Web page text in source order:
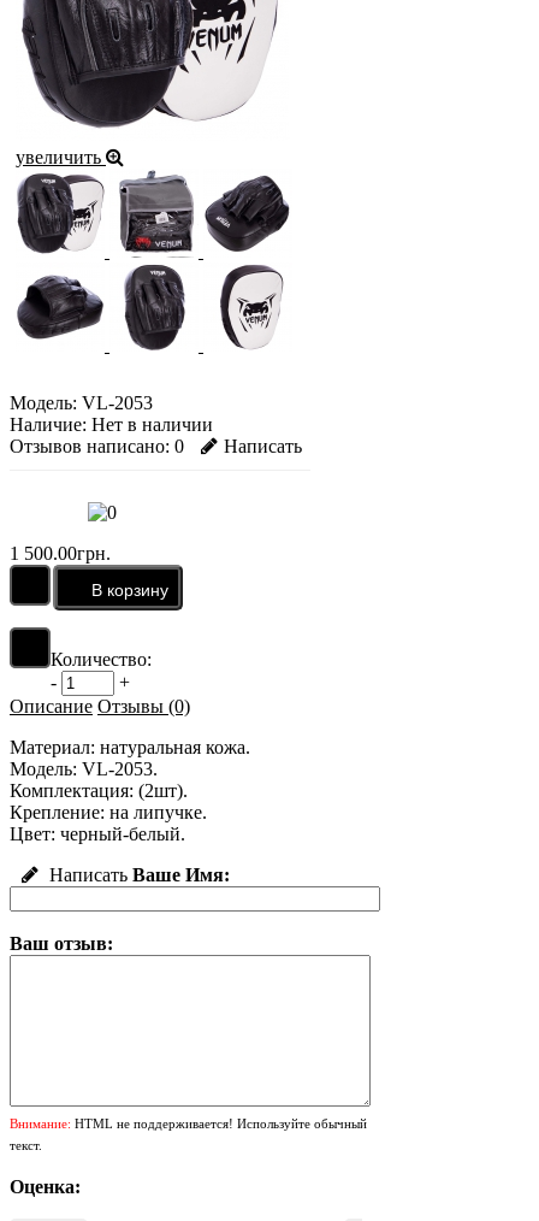
увеличить
Модель: VL-2053
Наличие: Нет в наличии
Отзывов написано: 0 Написать
1 500.00грн.
Количество:
-
+
Описание Отзывы (0)
Материал: натуральная кожа.
Модель: VL-2053.
Комплектация: (2шт).
Крепление: на липучке.
Цвет: черный-белый.
Написать Ваше Имя:
Ваш отзыв:
Внимание: HTML не поддерживается! Используйте обычный
текст.
Оценка: